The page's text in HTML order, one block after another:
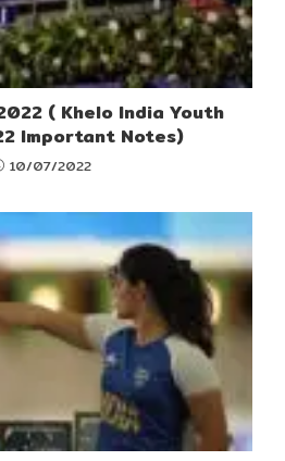
2022 ( Khelo India Youth
Important Notes)
10/07/2022